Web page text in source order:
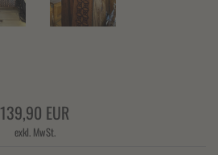
139,90 EUR
exkl. MwSt.